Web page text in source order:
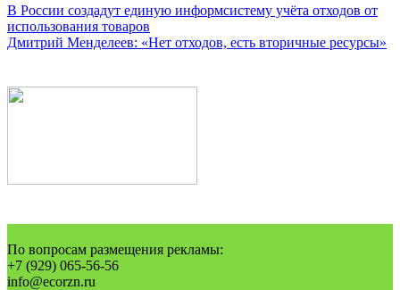
Навигация
по
записям
В России создадут единую информсистему учёта отходов от
использования товаров
Дмитрий Менделеев: «Нет отходов, есть вторичные ресурсы»
По вопросам размещения рекламы:
+7 (929) 065-56-56
info@ecorzn.ru